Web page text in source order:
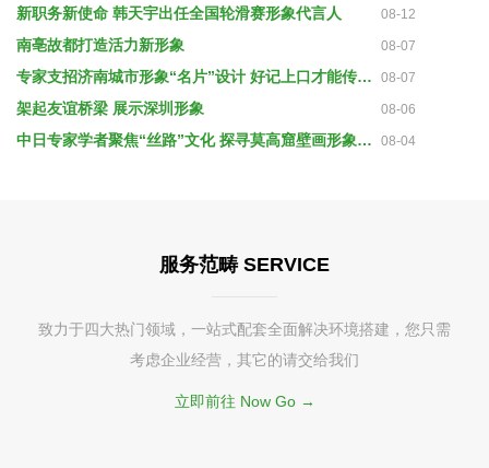
新职务新使命 韩天宇出任全国轮滑赛形象代言人 08-12
南亳故都打造活力新形象 08-07
专家支招济南城市形象“名片”设计 好记上口才能传承久远 08-07
架起友谊桥梁 展示深圳形象 08-06
中日专家学者聚焦“丝路”文化 探寻莫高窟壁画形象源头 08-04
服务范畴 SERVICE
致力于四大热门领域，一站式配套全面解决环境搭建，您只需
考虑企业经营，其它的请交给我们
立即前往 Now Go →